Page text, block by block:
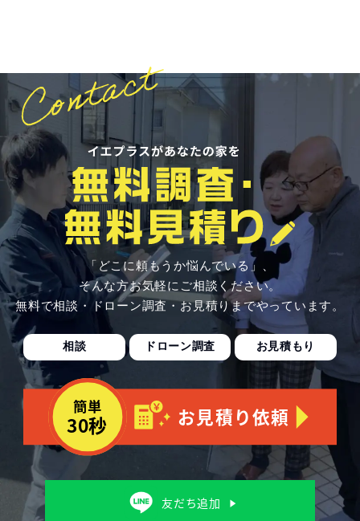
「どこに頼もうか悩んでいる」、
そんな方お気軽にご相談ください。
無料で相談・ドローン調査・お見積りまでやっています。
相談 ドローン調査 お見積もり